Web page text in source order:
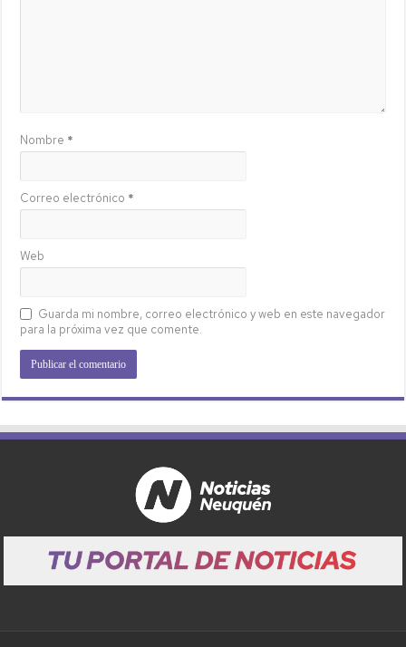
Nombre *
Correo electrónico *
Web
Guarda mi nombre, correo electrónico y web en este navegador
para la próxima vez que comente.